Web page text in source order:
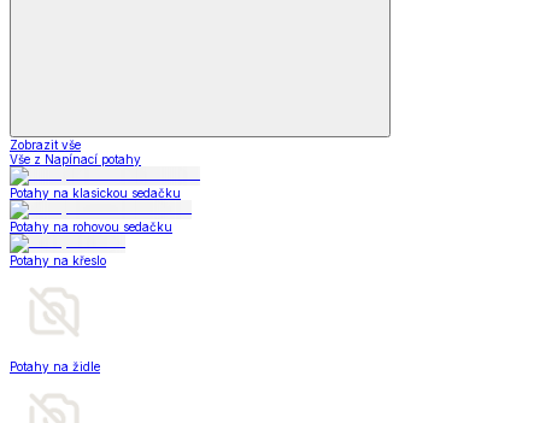
Zobrazit vše
Vše z Napínací potahy
Potahy na klasickou sedačku
Potahy na rohovou sedačku
Potahy na křeslo
Potahy na židle